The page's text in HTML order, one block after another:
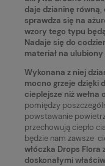
daje dzianinę równą,
sprawdza się na
wzory tego typu
Nadaje się do
materiał na
Wykonana z niej
mocno grzeje dzięki
cieplejsze niż wełna
pomiędzy
powstawanie
przechowują ciepło
będzie nam zawsze
włóczka Drops
doskonałymi